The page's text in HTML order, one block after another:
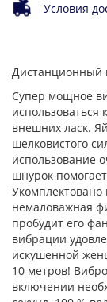
Условия
Дистанционный
Супер мощное
использоваться
внешних ласк.
шелковистого
использование
шнурок
Укомплектовано
немаловажная
пробудит его
вибрации
искушенной
10 метров!
включении